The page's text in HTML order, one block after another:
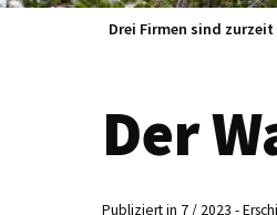
Drei Firmen sind
Der
Publiziert in 7 / 2023 -